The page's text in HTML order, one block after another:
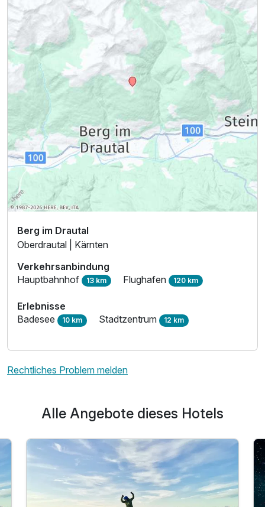
Berg im Drautal
Oberdrautal | Kärnten
Verkehrsanbindung
Hauptbahnhof 13 km Flughafen 120 km
Erlebnisse
Badesee 10 km Stadtzentrum 12 km
Rechtliches Problem melden
Alle Angebote dieses Hotels